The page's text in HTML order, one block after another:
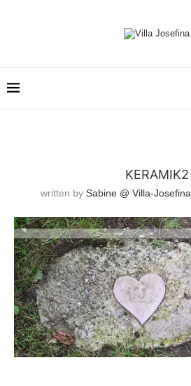
KERAMIK2
written by Sabine @ Villa-Josefina